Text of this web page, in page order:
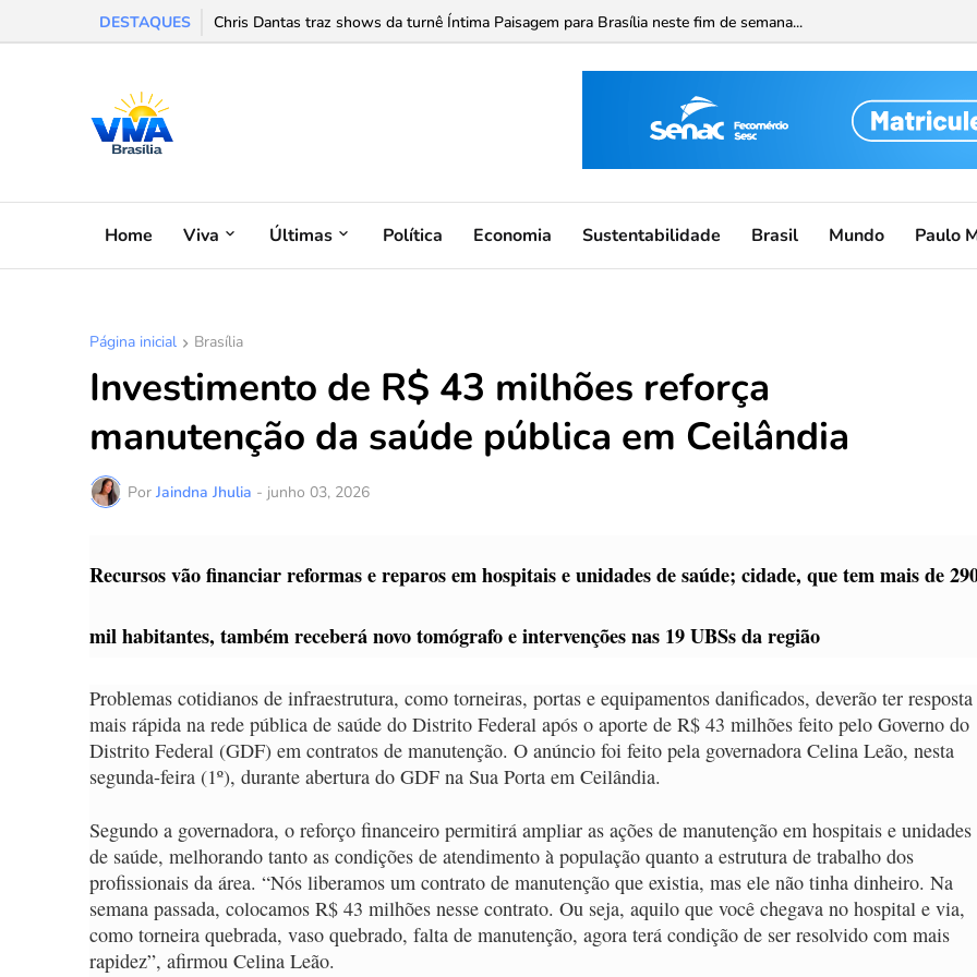
DESTAQUES Chris Dantas traz shows da turnê Íntima Paisagem para Brasília neste fim de semana...
Home Viva Últimas Política Economia Sustentabilidade Brasil Mundo Paulo
Página inicial Brasília
Investimento de R$ 43 milhões reforça
manutenção da saúde pública em Ceilândia
Por Jaindna Jhulia - junho 03, 2026
Recursos vão financiar reformas e reparos em hospitais e unidades de saúde; cidade, que tem mais de
mil habitantes, também receberá novo tomógrafo e intervenções nas 19 UBSs da região
Problemas cotidianos de infraestrutura, como torneiras, portas e equipamentos danificados, deverão ter resposta
mais rápida na rede pública de saúde do Distrito Federal após o aporte de R$ 43 milhões feito pelo Governo do
Distrito Federal (GDF) em contratos de manutenção. O anúncio foi feito pela governadora Celina Leão, nesta
segunda-feira (1º), durante abertura do GDF na Sua Porta em Ceilândia.
Segundo a governadora, o reforço financeiro permitirá ampliar as ações de manutenção em hospitais e unidades
de saúde, melhorando tanto as condições de atendimento à população quanto a estrutura de trabalho dos
profissionais da área. “Nós liberamos um contrato de manutenção que existia, mas ele não tinha dinheiro. Na
semana passada, colocamos R$ 43 milhões nesse contrato. Ou seja, aquilo que você chegava no hospital e via,
como torneira quebrada, vaso quebrado, falta de manutenção, agora terá condição de ser resolvido com mais
rapidez”, afirmou Celina Leão.